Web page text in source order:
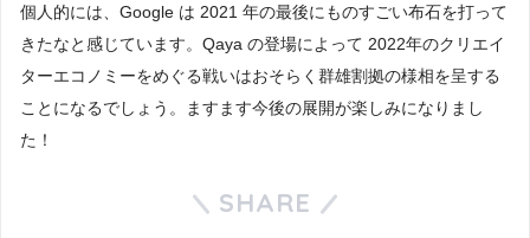
個人的には、Google は 2021 年の最後にものすごい布石を打って
きたなと感じています。Qaya の登場によって 2022年のクリエイ
ターエコノミーをめぐる戦いはおそらく群雄割拠の様相を呈する
ことになるでしょう。ますます今後の展開が楽しみになりまし
た！
SHARE